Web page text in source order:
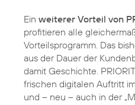
Ein weiterer Vorteil von
profitieren alle
Vorteilsprogramm. Das
aus der Dauer der
damit Geschichte.
frischen digitalen Auftritt
und – neu – auch in der